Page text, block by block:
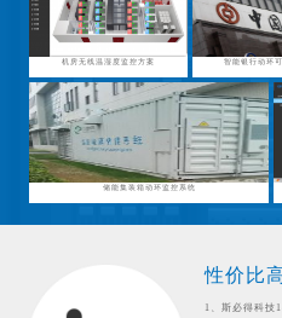
机房无线温湿度监控方案 智能银行动环
储能集装箱动环监控系统
性价比
1、斯必得科技